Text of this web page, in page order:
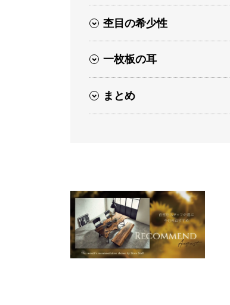
杢目の希少性
一枚板の耳
まとめ